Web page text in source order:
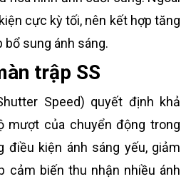
cực kỳ tối, nên kết hợp tăng
bổ sung ánh sáng.
trập SS
Speed) quyết định khả
mượt của chuyển động trong
điều kiện ánh sáng yếu, giảm
cảm biến thu nhận nhiều ánh